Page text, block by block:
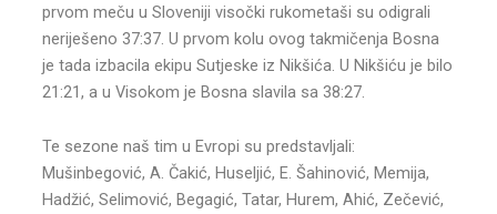
prvom meču u Sloveniji visočki rukometaši su odigrali
neriješeno 37:37. U prvom kolu ovog takmičenja Bosna
je tada izbacila ekipu Sutjeske iz Nikšića. U Nikšiću je bilo
21:21, a u Visokom je Bosna slavila sa 38:27.
Te sezone naš tim u Evropi su predstavljali:
Mušinbegović, A. Čakić, Huseljić, E. Šahinović, Memija,
Hadžić, Selimović, Begagić, Tatar, Hurem, Ahić, Zečević,